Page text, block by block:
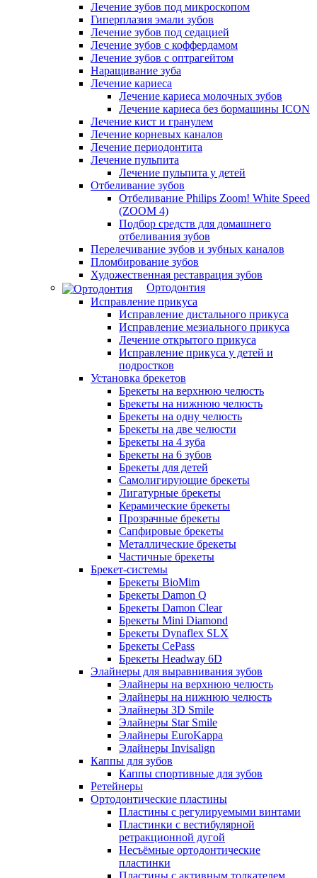
Лечение зубов под микроскопом
Гиперплазия эмали зубов
Лечение зубов под седацией
Лечение зубов с коффердамом
Лечение зубов с оптрагейтом
Наращивание зуба
Лечение кариеса
Лечение кариеса молочных зубов
Лечение кариеса без бормашины ICON
Лечение кист и гранулем
Лечение корневых каналов
Лечение периодонтита
Лечение пульпита
Лечение пульпита у детей
Отбеливание зубов
Отбеливание Philips Zoom! White Speed
(ZOOM 4)
Подбор средств для домашнего
отбеливания зубов
Перелечивание зубов и зубных каналов
Пломбирование зубов
Художественная реставрация зубов
Ортодонтия
Исправление прикуса
Исправление дистального прикуса
Исправление мезиального прикуса
Лечение открытого прикуса
Исправление прикуса у детей и
подростков
Установка брекетов
Брекеты на верхнюю челюсть
Брекеты на нижнюю челюсть
Брекеты на одну челюсть
Брекеты на две челюсти
Брекеты на 4 зуба
Брекеты на 6 зубов
Брекеты для детей
Самолигирующие брекеты
Лигатурные брекеты
Керамические брекеты
Прозрачные брекеты
Сапфировые брекеты
Металлические брекеты
Частичные брекеты
Брекет-системы
Брекеты BioMim
Брекеты Damon Q
Брекеты Damon Clear
Брекеты Mini Diamond
Брекеты Dynaflex SLX
Брекеты CePass
Брекеты Headway 6D
Элайнеры для выравнивания зубов
Элайнеры на верхнюю челюсть
Элайнеры на нижнюю челюсть
Элайнеры 3D Smile
Элайнеры Star Smile
Элайнеры EuroKappa
Элайнеры Invisalign
Каппы для зубов
Каппы спортивные для зубов
Ретейнеры
Ортодонтические пластины
Пластины с регулируемыми винтами
Пластинки с вестибулярной
ретракционной дугой
Несъёмные ортодонтические
пластинки
Пластины с активным толкателем